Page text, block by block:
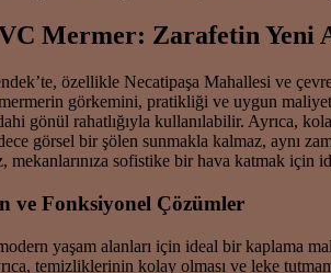
Mermer: Zarafetin Yeni
özellikle Necatipaşa Mahallesi ve
görkemini, pratikliği ve uygun
gönül rahatlığıyla kullanılabilir. Ayrıca,
görsel bir şölen sunmakla kalmaz, aynı
mekanlarınıza sofistike bir hava katmak
ve Fonksiyonel Çözümler
yaşam alanları için ideal bir kaplama
temizliklerinin kolay olması ve leke